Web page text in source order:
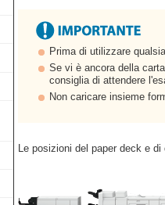
Prima di utilizzare
Se vi è ancora della
consiglia di attendere
Non caricare insieme
Le posizioni del paper deck e